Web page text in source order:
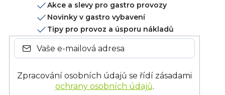
Akce a slevy pro gastro provozy
Novinky v gastro vybavení
Tipy pro provoz a úsporu nákladů
Zpracování osobních údajů se řídí zásadami
ochrany osobních údajů.